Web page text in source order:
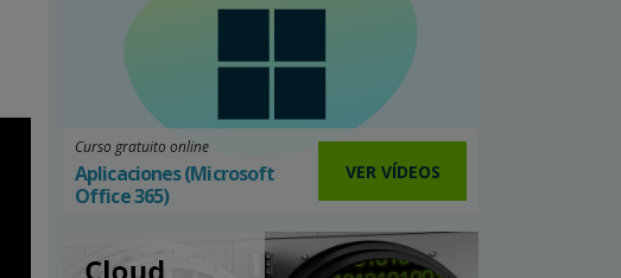
Curso gratuito online
Aplicaciones (Microsoft
Office 365)
VER VÍDEOS